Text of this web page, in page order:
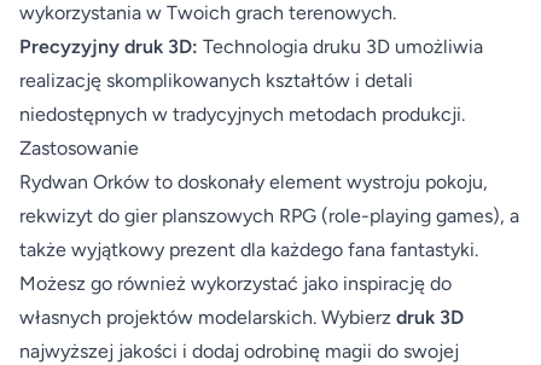
wykorzystania w Twoich grach terenowych.
Precyzyjny druk 3D: Technologia druku 3D umożliwia
realizację skomplikowanych kształtów i detali
niedostępnych w tradycyjnych metodach produkcji.
Zastosowanie
Rydwan Orków to doskonały element wystroju pokoju,
rekwizyt do gier planszowych RPG (role-playing games), a
także wyjątkowy prezent dla każdego fana fantastyki.
Możesz go również wykorzystać jako inspirację do
własnych projektów modelarskich. Wybierz druk 3D
najwyższej jakości i dodaj odrobinę magii do swojej